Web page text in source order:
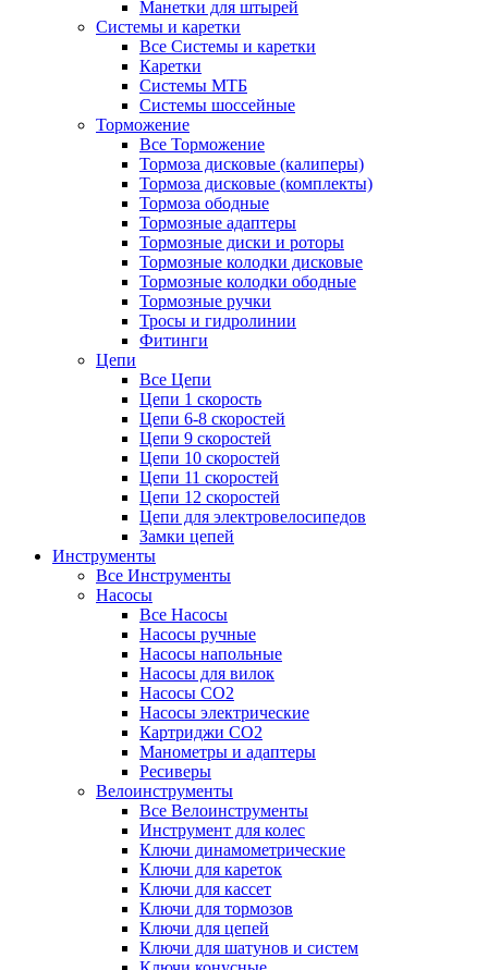
Манетки для штырей
Системы и каретки
Все Системы и каретки
Каретки
Системы МТБ
Системы шоссейные
Торможение
Все Торможение
Тормоза дисковые (калиперы)
Тормоза дисковые (комплекты)
Тормоза ободные
Тормозные адаптеры
Тормозные диски и роторы
Тормозные колодки дисковые
Тормозные колодки ободные
Тормозные ручки
Тросы и гидролинии
Фитинги
Цепи
Все Цепи
Цепи 1 скорость
Цепи 6-8 скоростей
Цепи 9 скоростей
Цепи 10 скоростей
Цепи 11 скоростей
Цепи 12 скоростей
Цепи для электровелосипедов
Замки цепей
Инструменты
Все Инструменты
Насосы
Все Насосы
Насосы ручные
Насосы напольные
Насосы для вилок
Насосы CO2
Насосы электрические
Картриджи CO2
Манометры и адаптеры
Ресиверы
Велоинструменты
Все Велоинструменты
Инструмент для колес
Ключи динамометрические
Ключи для кареток
Ключи для кассет
Ключи для тормозов
Ключи для цепей
Ключи для шатунов и систем